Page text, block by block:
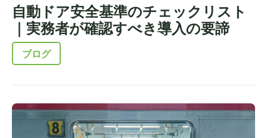
料金
補助金
個人宅
マンション
ホテル
工場・倉庫
全国対応について
神奈川
施工事例
お客様の声
完全ガイド
自動ドア安全基準のチェックリスト
｜実務者が確認すべき導入の要諦
ブログ